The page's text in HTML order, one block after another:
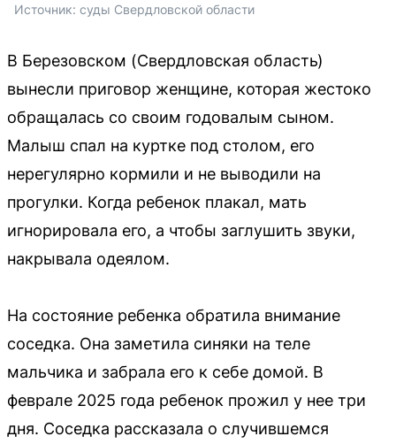
Источник: суды Свердловской области
В Березовском (Свердловская область)
вынесли приговор женщине, которая жестоко
обращалась со своим годовалым сыном.
Малыш спал на куртке под столом, его
нерегулярно кормили и не выводили на
прогулки. Когда ребенок плакал, мать
игнорировала его, а чтобы заглушить звуки,
накрывала одеялом.
На состояние ребенка обратила внимание
соседка. Она заметила синяки на теле
мальчика и забрала его к себе домой. В
феврале 2025 года ребенок прожил у нее три
дня. Соседка рассказала о случившемся